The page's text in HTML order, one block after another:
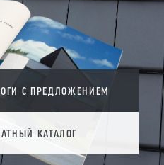
С ПРЕДЛОЖЕНИЕМ
КАТАЛОГ